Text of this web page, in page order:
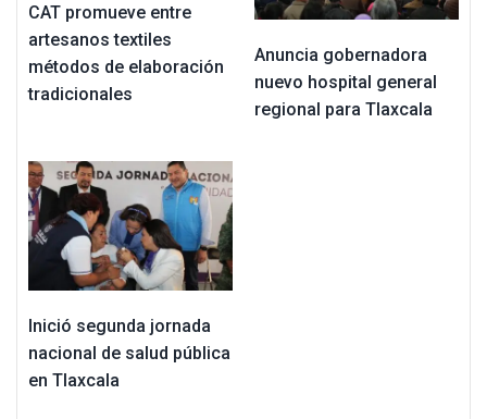
CAT promueve entre
artesanos textiles
métodos de elaboración
tradicionales
Anuncia gobernadora
nuevo hospital general
regional para Tlaxcala
Inició segunda jornada
nacional de salud pública
en Tlaxcala